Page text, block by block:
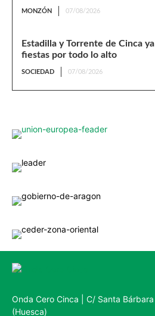
MONZÓN 07/08/2026
Estadilla y Torrente de Cinca
fiestas por todo lo alto
SOCIEDAD 07/08/2026
Onda Cero Cinca | C/ Santa
(Huesca)